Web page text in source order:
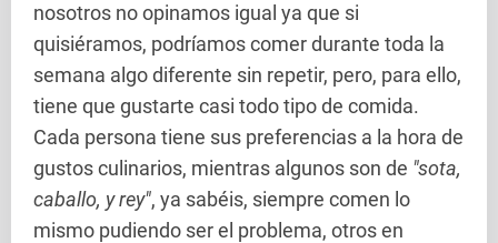
nosotros no opinamos igual ya que si
quisiéramos, podríamos comer durante toda la
semana algo diferente sin repetir, pero, para ello,
tiene que gustarte casi todo tipo de comida.
Cada persona tiene sus preferencias a la hora de
gustos culinarios, mientras algunos son de "sota,
caballo, y rey", ya sabéis, siempre comen lo
mismo pudiendo ser el problema, otros en